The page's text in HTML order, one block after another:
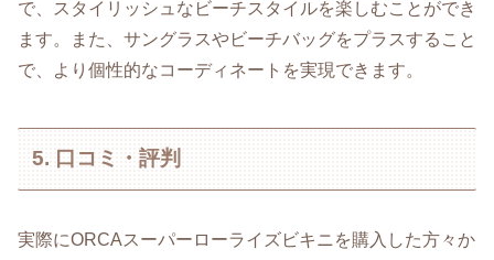
で、スタイリッシュなビーチスタイルを楽しむことができ
ます。また、サングラスやビーチバッグをプラスすること
で、より個性的なコーディネートを実現できます。
5. 口コミ・評判
実際にORCAスーパーローライズビキニを購入した方々か